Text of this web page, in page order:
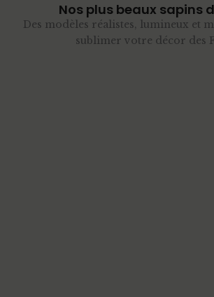
Nos plus beaux sapins
Des modèles réalistes, lumineux et
sublimer votre décor des